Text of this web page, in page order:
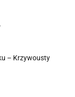
– Krzywousty